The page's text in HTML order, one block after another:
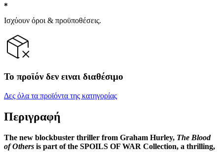
Ισχύουν όροι & προϋποθέσεις.
Το προϊόν δεν ειναι διαθέσιμο
Δες όλα τα προϊόντα της κατηγορίας
Περιγραφή
The new blockbuster thriller from Graham Hurley, The Blood
of Others is part of the SPOILS OF WAR Collection, a thrilling,